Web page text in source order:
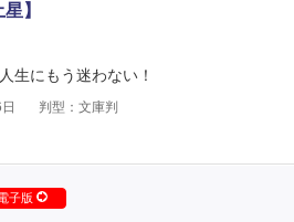
】
生にもう迷わない！
判型：文庫判
子版